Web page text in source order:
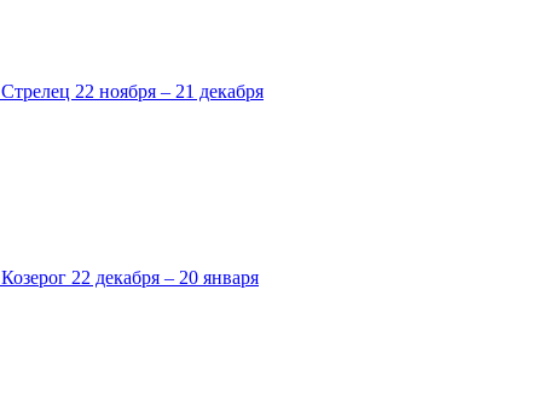
Стрелец 22 ноября – 21 декабря
Козерог 22 декабря – 20 января